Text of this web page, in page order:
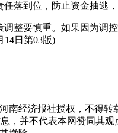
到位，防止资金抽逃，
要慎重。如果因为调
14日第03版)
经济报社授权，不得转
，并不代表本网赞同其